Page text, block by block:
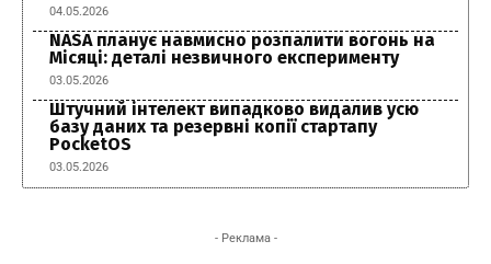
04.05.2026
NASA планує навмисно розпалити вогонь на
Місяці: деталі незвичного експерименту
03.05.2026
Штучний інтелект випадково видалив усю
базу даних та резервні копії стартапу
PocketOS
03.05.2026
- Реклама -